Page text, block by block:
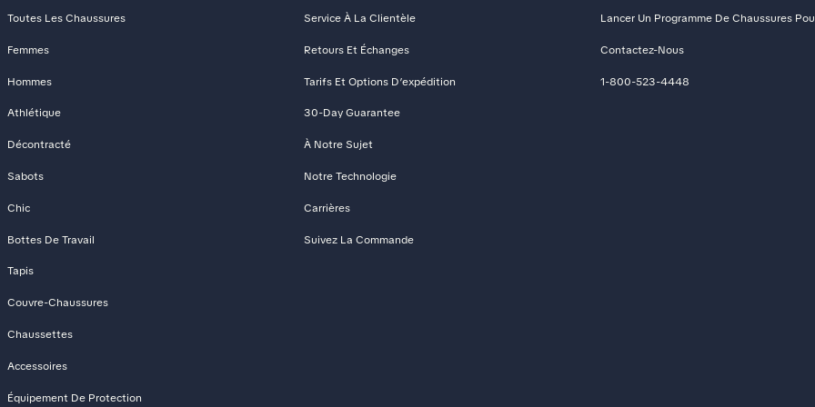
Toutes Les Chaussures
Femmes
Hommes
Athlétique
Décontracté
Sabots
Chic
Bottes De Travail
Tapis
Couvre-Chaussures
Chaussettes
Accessoires
Équipement De Protection
Service À La Clientèle
Retours Et Échanges
Tarifs Et Options D’expédition
30-Day Guarantee
À Notre Sujet
Notre Technologie
Carrières
Suivez La Commande
Lancer Un Programme De Chaussures
Contactez-Nous
1-800-523-4448